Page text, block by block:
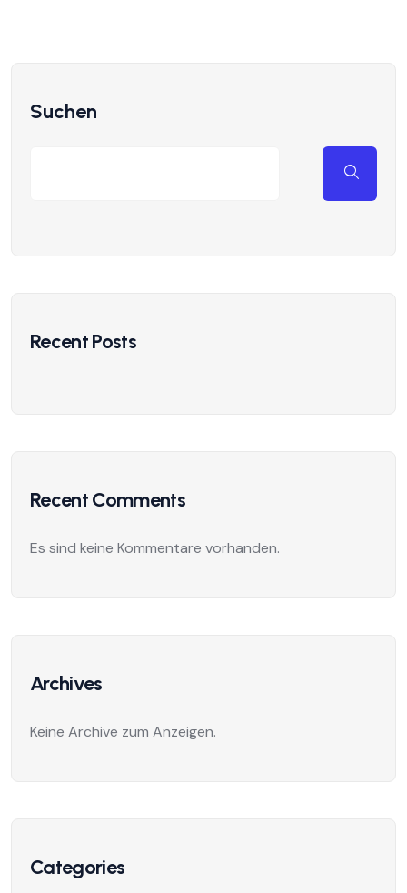
Suchen
Recent Posts
Recent Comments
Es sind keine Kommentare vorhanden.
Archives
Keine Archive zum Anzeigen.
Categories